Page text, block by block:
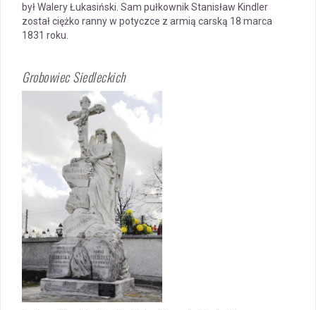
był Walery Łukasiński. Sam pułkownik Stanisław Kindler
został ciężko ranny w potyczce z armią carską 18 marca
1831 roku.
Grobowiec Siedleckich